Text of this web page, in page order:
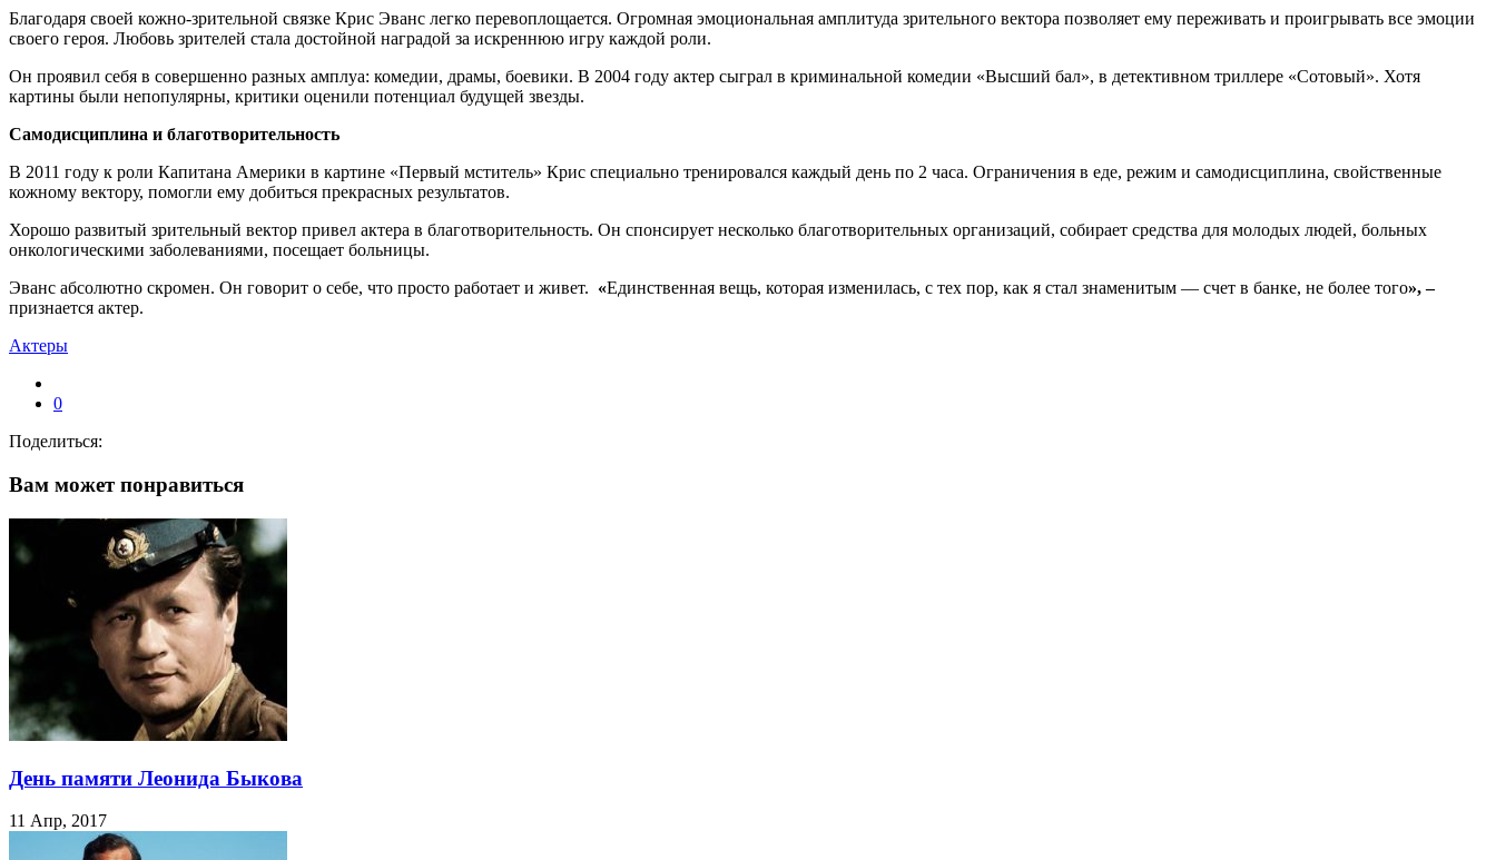
Благодаря своей кожно-зрительной связке Крис Эванс легко перевоплощается. Огромная эмоциональная амплитуда зрительного вектора позволяет ему переживать и проигрывать все эмоции
своего героя. Любовь зрителей стала достойной наградой за искреннюю игру каждой роли.
Он проявил себя в совершенно разных амплуа: комедии, драмы, боевики. В 2004 году актер сыграл в криминальной комедии «Высший бал», в детективном триллере «Сотовый». Хотя
картины были непопулярны, критики оценили потенциал будущей звезды.
Самодисциплина и благотворительность
В 2011 году к роли Капитана Америки в картине «Первый мститель» Крис специально тренировался каждый день по 2 часа. Ограничения в еде, режим и самодисциплина, свойственные
кожному вектору, помогли ему добиться прекрасных результатов.
Хорошо развитый зрительный вектор привел актера в благотворительность. Он спонсирует несколько благотворительных организаций, собирает средства для молодых людей, больных
онкологическими заболеваниями, посещает больницы.
Эванс абсолютно скромен. Он говорит о себе, что просто работает и живет. «Единственная вещь, которая изменилась, с тех пор, как я стал знаменитым — счет в банке, не более того», –
признается актер.
Актеры
0
Поделиться:
Вам может понравиться
День памяти Леонида Быкова
11 Апр, 2017